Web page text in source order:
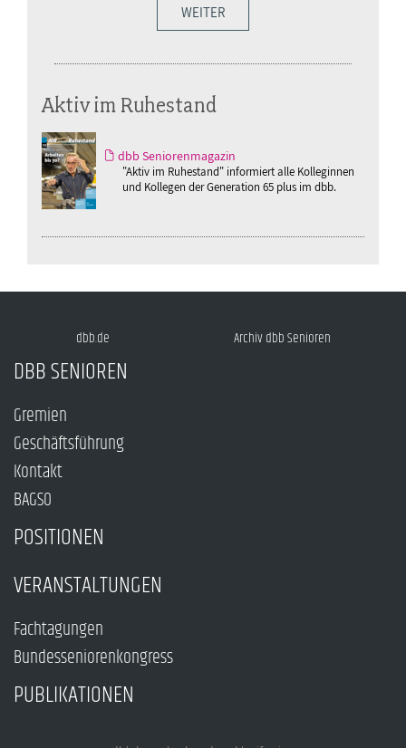
WEITER
Aktiv im Ruhestand
dbb Seniorenmagazin
"Aktiv im Ruhestand" informiert alle Kolleginnen
und Kollegen der Generation 65 plus im dbb.
dbb.de Archiv dbb Senioren
DBB SENIOREN
Gremien
Geschäftsführung
Kontakt
BAGSO
POSITIONEN
VERANSTALTUNGEN
Fachtagungen
Bundesseniorenkongress
PUBLIKATIONEN